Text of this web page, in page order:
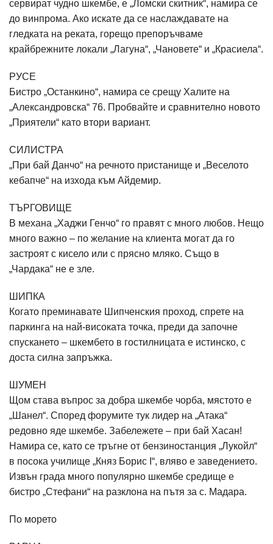
сервират чудно шкембе, е „Ломски скитник“, намира се
до винпрома. Ако искате да се наслаждавате на
гледката на реката, горещо препоръчваме
крайбрежните локали „Лагуна“, „Чановете“ и „Красиела“.
РУСЕ
Бистро „Останкино“, намира се срещу Халите на
„Александровска“ 76. Пробвайте и сравнително новото
„Приятели“ като втори вариант.
СИЛИСТРА
„При бай Данчо“ на речното пристанище и „Веселото
кебапче“ на изхода към Айдемир.
ТЪРГОВИЩЕ
В механа „Хаджи Генчо“ го правят с много любов. Нещо
много важно – по желание на клиента могат да го
застроят с кисело или с прясно мляко. Също в
„Чардака“ не е зле.
ШИПКА
Когато преминавате Шипченския проход, спрете на
паркинга на най-високата точка, преди да започне
спускането – шкембето в гостилницата е истинско, с
доста силна запръжка.
ШУМЕН
Щом става въпрос за добра шкембе чорба, мястото е
„Шанел“. Според форумите тук лидер на „Атака“
редовно яде шкембе. Забележете – при бай Хасан!
Намира се, като се тръгне от бензиностанция „Лукойл“
в посока училище „Княз Борис I“, вляво е заведението.
Извън града много популярно шкембе средище е
бистро „Стефани“ на разклона на пътя за с. Мадара.
По морето